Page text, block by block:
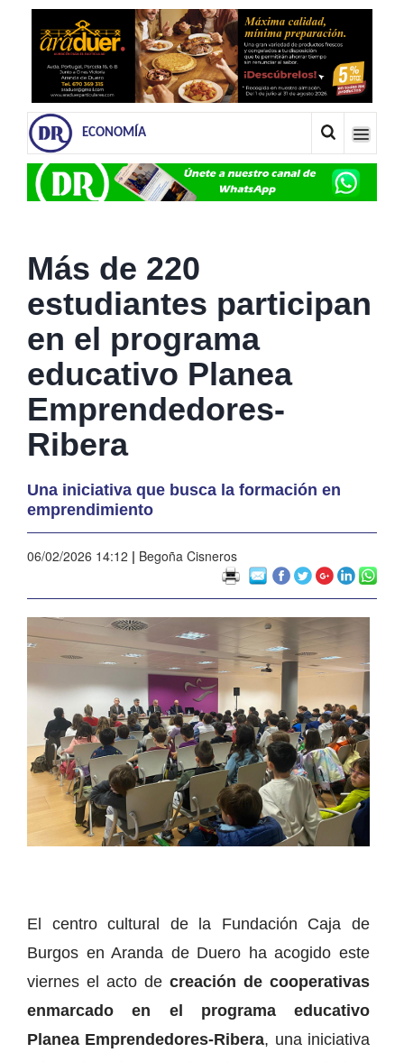
ECONOMÍA
Más de 220
estudiantes participan
en el programa
educativo Planea
Emprendedores-
Ribera
Una iniciativa que busca la formación en
emprendimiento
06/02/2026 14:12 | Begoña Cisneros
El centro cultural de la Fundación Caja de
Burgos en Aranda de Duero ha acogido este
viernes el acto de creación de cooperativas
enmarcado en el programa educativo
Planea Emprendedores-Ribera, una iniciativa